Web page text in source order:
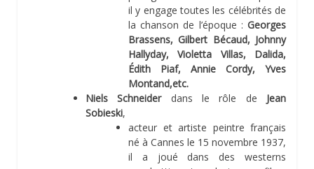
il y engage toutes les célébrités de
la chanson de l’époque : Georges
Brassens, Gilbert Bécaud, Johnny
Hallyday, Violetta Villas, Dalida,
Édith Piaf, Annie Cordy, Yves
Montand,etc.
Niels Schneiderdans le rôle de Jean
Sobieski,
acteur et artiste peintre français
né à Cannes le 15 novembre 1937,
il a joué dans des westerns